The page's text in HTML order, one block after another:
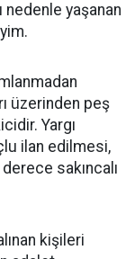
yaşanan
üzerinden peş
Yargı
ilan edilmesi,
sakıncalı
kişileri